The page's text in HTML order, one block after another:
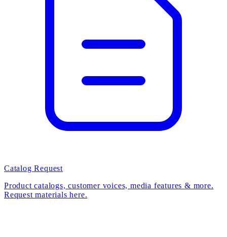
Catalog Request
Product catalogs, customer voices, media features & more.
Request materials here.